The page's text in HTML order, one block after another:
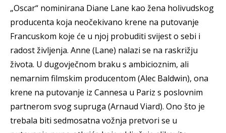
„Oscar“ nominirana Diane Lane kao žena holivudskog
producenta koja neočekivano krene na putovanje
Francuskom koje će u njoj probuditi svijest o sebi i
radost življenja. Anne (Lane) nalazi se na raskrižju
života. U dugovječnom braku s ambicioznim, ali
nemarnim filmskim producentom (Alec Baldwin), ona
krene na putovanje iz Cannesa u Pariz s poslovnim
partnerom svog supruga (Arnaud Viard). Ono što je
trebala biti sedmosatna vožnja pretvori se u